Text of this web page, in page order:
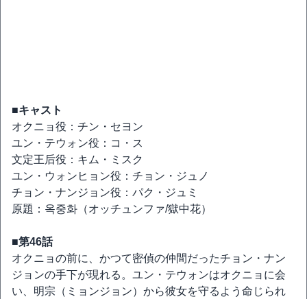
■キャスト
オクニョ役：チン・セヨン
ユン・テウォン役：コ・ス
文定王后役：キム・ミスク
ユン・ウォンヒョン役：チョン・ジュノ
チョン・ナンジョン役：パク・ジュミ
原題：옥중화（オッチュンファ/獄中花）
■第46話
オクニョの前に、かつて密偵の仲間だったチョン・ナン
ジョンの手下が現れる。ユン・テウォンはオクニョに会
い、明宗（ミョンジョン）から彼女を守るよう命じられ